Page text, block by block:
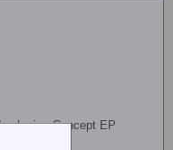
eine Concept EP